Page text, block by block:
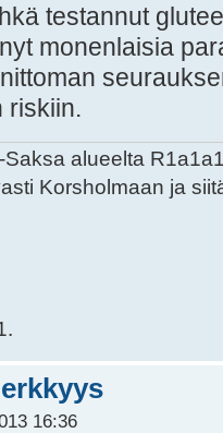
testannut
monenlaisia
riskiin.
alueelta
Korsholmaan ja
16:36